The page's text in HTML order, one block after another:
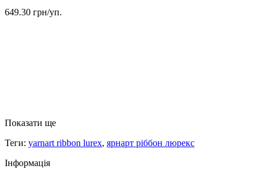
649.30 грн/уп.
Показати ще
Теги: yarnart ribbon lurex, ярнарт ріббон люрекс
Інформація